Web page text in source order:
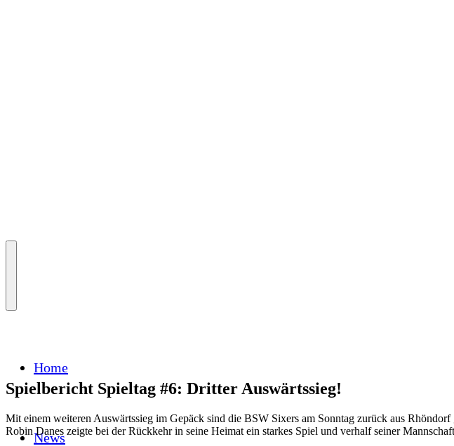
Home
News
Spielbericht Spieltag #6: Dritter Auswärtssieg!
Mit einem weiteren Auswärtssieg im Gepäck sind die BSW Sixers am Sonntag zurück aus
Robin Danes zeigte bei der Rückkehr in seine Heimat ein starkes Spiel und verhalf seiner